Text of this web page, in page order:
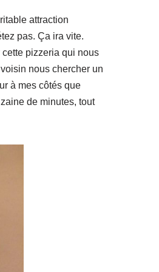
attraction
pas. Ça ira vite.
pizzeria qui nous
nous chercher un
à mes côtés que
de minutes, tout